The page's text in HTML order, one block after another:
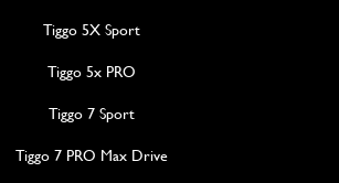
Tiggo 5X Sport
Tiggo 5x PRO
Tiggo 7 Sport
Tiggo 7 PRO Max Drive